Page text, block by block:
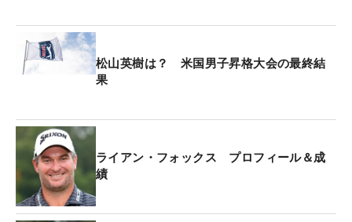
松山英樹は？ 米国男子昇格大会の最終結
果
ライアン・フォックス プロフィール＆成
績